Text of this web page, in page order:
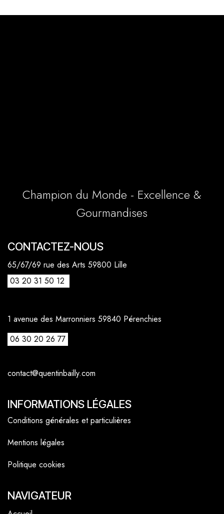
CONTACTEZ-NOUS
65/67/69 rue des Arts 59800 Lille
03 20 31 50 12
1 avenue des Marronniers 59840 Pérenchies
06 30 20 26 77
contact@quentinbailly.com
Champion du Monde - Excellence &
Gourmandises
INFORMATIONS LÉGALES
Conditions générales et particulières
Mentions légales
Politique cookies
NAVIGATEUR